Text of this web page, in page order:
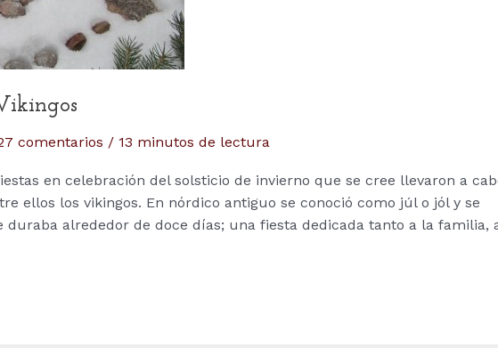
comentarios / 13 minutos de lectura
en celebración del solsticio de invierno que se cree llevaron a
ellos los vikingos. En nórdico antiguo se conoció como júl o jól y se
alrededor de doce días; una fiesta dedicada tanto a la familia,